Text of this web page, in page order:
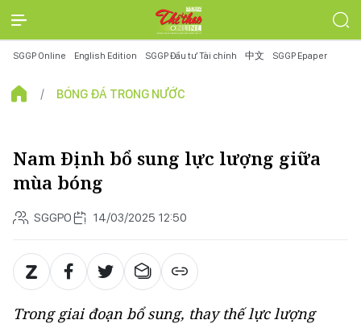
SGGP Online English Edition SGGP Đầu tư Tài chính 中文 SGGP Epaper
BÓNG ĐÁ TRONG NƯỚC
Nam Định bổ sung lực lượng giữa
mùa bóng
SGGPO 14/03/2025 12:50
Trong giai đoạn bổ sung, thay thế lực lượng